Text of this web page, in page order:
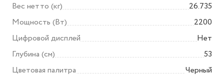
Вес нетто (кг)
26.735
Мощность (Вт)
2200
Цифровой дисплей
Нет
Глубина (см)
53
Цветовая палитра
Черный